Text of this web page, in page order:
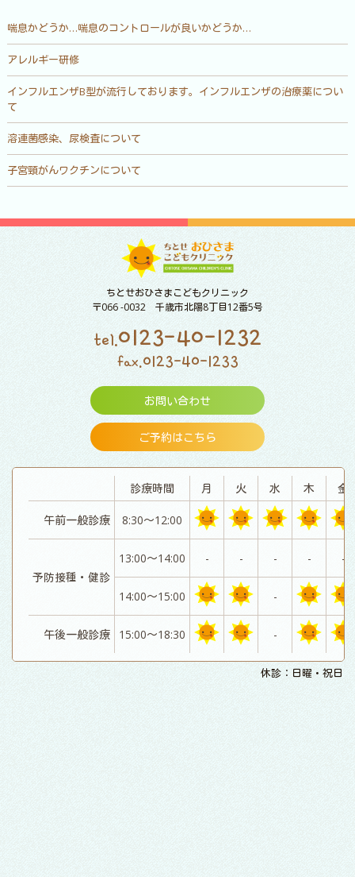
喘息かどうか…喘息のコントロールが良いかどうか…
アレルギー研修
インフルエンザB型が流行しております。インフルエンザの治療薬につい
て
溶連菌感染、尿検査について
子宮頸がんワクチンについて
ちとせおひさまこどもクリニック
〒066 -0032 千歳市北陽8丁目12番5号
tel.0123-40-1232
fax.0123-40-1233
お問い合わせ
ご予約はこちら
診療時間 月 火 水 木 金
午前一般診療 8:30～12:00
予防接種・健診
13:00～14:00 - - - - -
14:00～15:00 -
午後一般診療 15:00～18:30 -
休診：日曜・祝日